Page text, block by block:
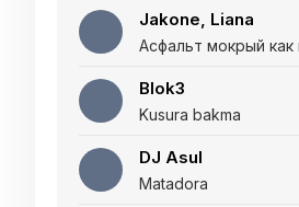
Jakone, Liana
Blok3
Kusura bakma
DJ Asul
Matadora